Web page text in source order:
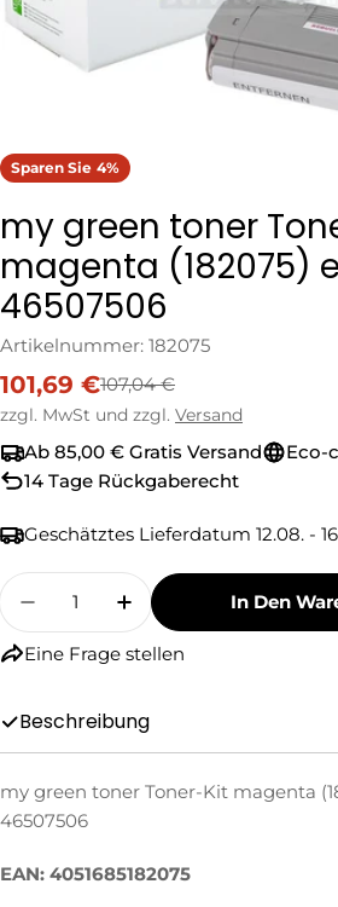
Sparen Sie 4%
my green toner
magenta (182075)
46507506
Artikelnummer: 182075
Verkaufspreis
101,69 €
Regulärer
Preis
107,04 €
zzgl. MwSt und zzgl. Versand
Ab 85,00 € Gratis Versand
Eco-
14 Tage Rückgaberecht
Geschätztes Lieferdatum 12.08. -
Menge
Menge Für My Green
Menge Für My
In Den
Eine Frage stellen
Eine Frage stellen
Name
Beschreibung
my green toner Toner-Kit magenta
46507506
EAN: 4051685182075